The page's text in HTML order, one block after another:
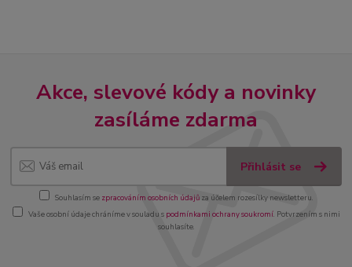
Akce, slevové kódy a novinky
zasíláme zdarma
Přihlásit se
Souhlasím se zpracováním osobních údajůza účelem rozesílky newsletteru.
Vaše osobní údaje chráníme v souladu s podmínkami ochrany soukromí. Potvrzením s nimi
souhlasíte.